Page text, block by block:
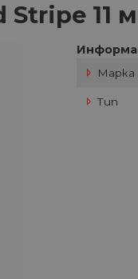
Stripe 11
Марка
Тип